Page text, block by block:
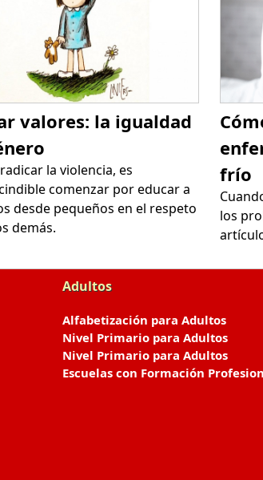
valores: la igualdad
la violencia, es
comenzar por educar a
desde pequeños en el respeto
demás.
frío
los
Adultos
Alfabetización para Adultos
Nivel Primario para Adultos
Nivel Primario para Adultos
Escuelas con Formación